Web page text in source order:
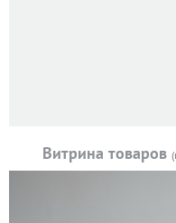
Витрина товаров